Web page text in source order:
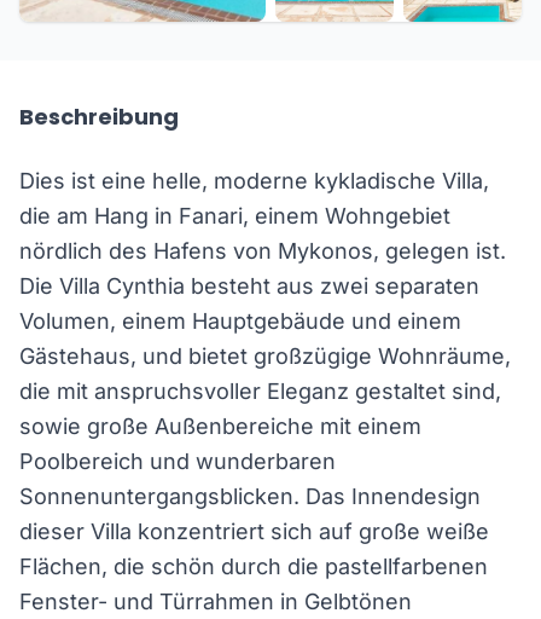
Beschreibung
Dies ist eine helle, moderne kykladische Villa,
die am Hang in Fanari, einem Wohngebiet
nördlich des Hafens von Mykonos, gelegen ist.
Die Villa Cynthia besteht aus zwei separaten
Volumen, einem Hauptgebäude und einem
Gästehaus, und bietet großzügige Wohnräume,
die mit anspruchsvoller Eleganz gestaltet sind,
sowie große Außenbereiche mit einem
Poolbereich und wunderbaren
Sonnenuntergangsblicken. Das Innendesign
dieser Villa konzentriert sich auf große weiße
Flächen, die schön durch die pastellfarbenen
Fenster- und Türrahmen in Gelbtönen